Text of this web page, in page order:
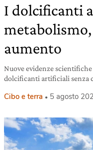
I dolcificanti
aumento
Nuove evidenze
dolcificanti artificiali senza
Cibo e terra 5 agosto